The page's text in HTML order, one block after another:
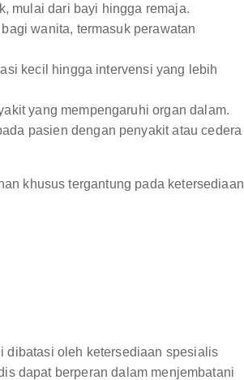
mulai dari bayi hingga remaja.
wanita, termasuk perawatan
kecil hingga intervensi yang lebih
yang mempengaruhi organ dalam.
pasien dengan penyakit atau cedera
khusus tergantung pada ketersediaan
dibatasi oleh ketersediaan spesialis
dapat berperan dalam menjembatani